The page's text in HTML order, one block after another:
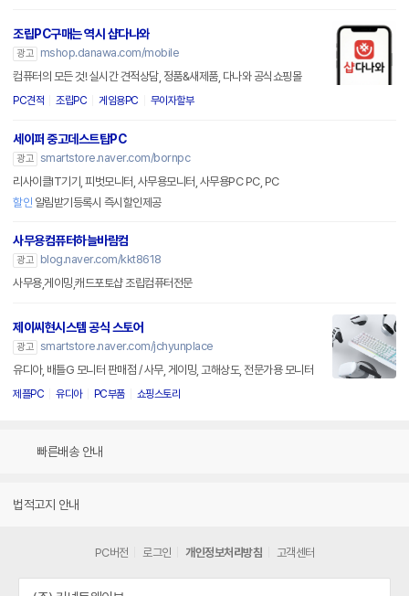
조립PC구매는 역시 샵다나와
광고
mshop.danawa.com/mobile
컴퓨터의 모든 것! 실시간 견적상담, 정품&새제품, 다나와 공식쇼핑몰
PC견적 조립PC 게임용PC 무이자할부
세이퍼 중고데스트탑PC
광고 smartstore.naver.com/bornpc
리사이클IT기기, 피벗모니터, 사무용모니터, 사무용PC PC, PC
할인 알림받기등록시 즉시할인제공
사무용컴퓨터하늘바람컴
광고
blog.naver.com/kkt8618
사무용,게이밍,캐드포토샵 조립컴퓨터전문
제이씨현시스템 공식 스토어
광고 smartstore.naver.com/jchyunplace
유디아, 배틀G 모니터 판매점 / 사무, 게이밍, 고해상도, 전문가용 모니터
제플PC 유디아 PC부품 쇼핑스토리
빠른배송 안내
법적고지 안내
PC버전 로그인 개인정보처리방침 고객센터